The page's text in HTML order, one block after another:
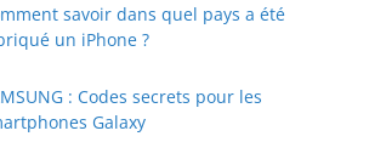
savoir dans quel pays a été
un iPhone ?
: Codes secrets pour les
Galaxy